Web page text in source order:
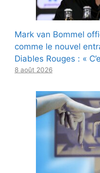
Mark van Bommel
comme le nouvel
Diables Rouges : «
8 août 2026